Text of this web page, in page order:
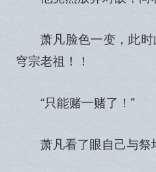
萧凡脸色一变，此
穹宗老祖！！
“只能赌一赌了！”
萧凡看了眼自己与祭